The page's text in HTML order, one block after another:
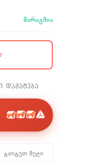
მარაგშია
გაიგეთ მეტი